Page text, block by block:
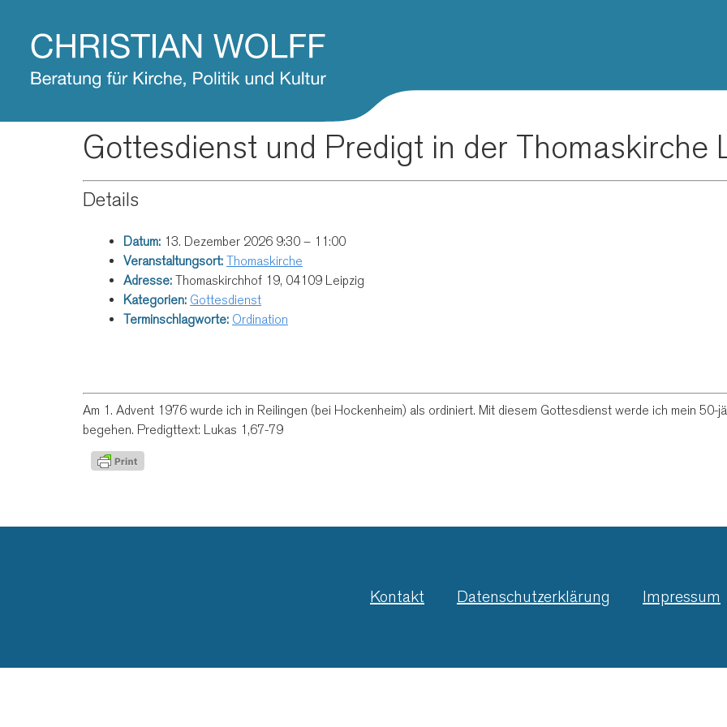
Gottesdienst und Predigt in der Thomaskirche
Details
Datum: 13. Dezember 2026 9:30 – 11:00
Veranstaltungsort: Thomaskirche
Adresse: Thomaskirchhof 19, 04109 Leipzig
Kategorien: Gottesdienst
Terminschlagworte: Ordination
Am 1. Advent 1976 wurde ich in Reilingen (bei Hockenheim) als ordiniert. Mit diesem Gottesdienst werde ich mein 50-
begehen. Predigttext: Lukas 1,67-79
Kontakt Datenschutzerklärung Impressum